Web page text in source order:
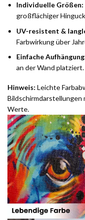
Individuelle Größen:
großflächiger
UV-resistent &
Farbwirkung über
Einfache
an der Wand platziert.
Hinweis: Leichte
Bildschirmdarstellungen
Werte.